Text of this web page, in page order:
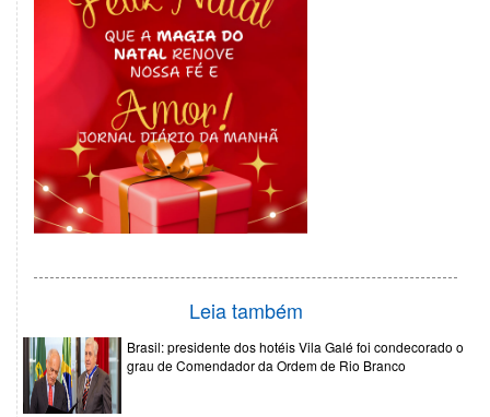
Leia também
Brasil: presidente dos hotéis Vila Galé foi condecorado o
grau de Comendador da Ordem de Rio Branco